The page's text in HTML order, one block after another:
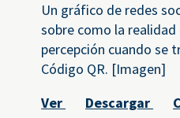
Un gráfico de redes
sobre como la realidad
percepción cuando se
Código QR. [Imagen]
Ver
Descargar